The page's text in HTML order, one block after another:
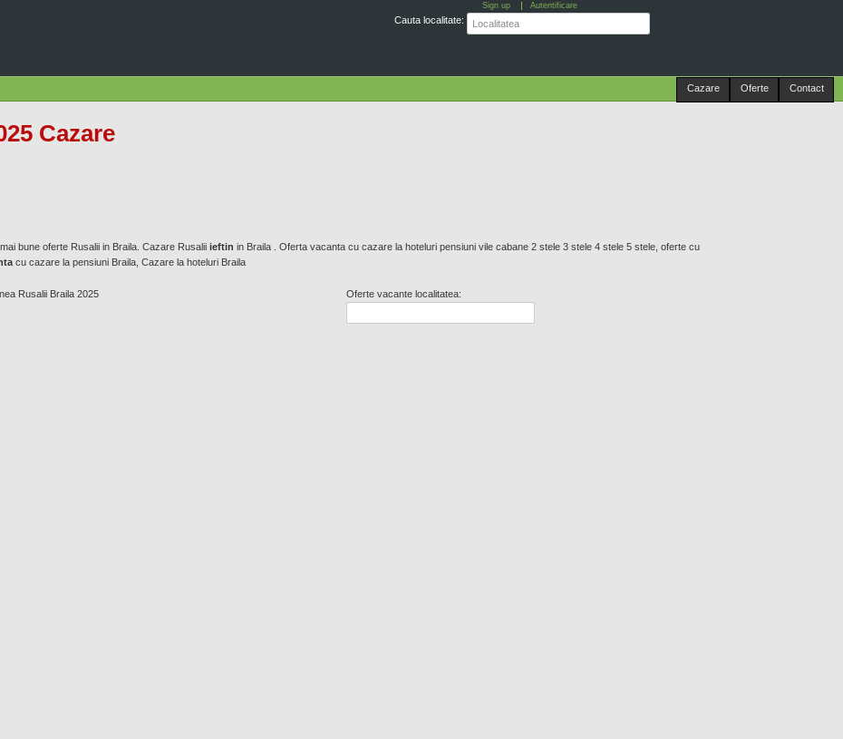
Sign up Autentificare
Cauta localitate:
Cazare Oferte Contact
Cazare
mai bune oferte Rusalii in Braila. Cazare Rusalii ieftin in Braila . Oferta vacanta cu cazare la hoteluri pensiuni vile cabane 2 stele 3 stele 4 stele 5 stele, oferte cu
cu cazare la pensiuni Braila, Cazare la hoteluri Braila
Rusalii Braila 2025 Oferte vacante localitatea: